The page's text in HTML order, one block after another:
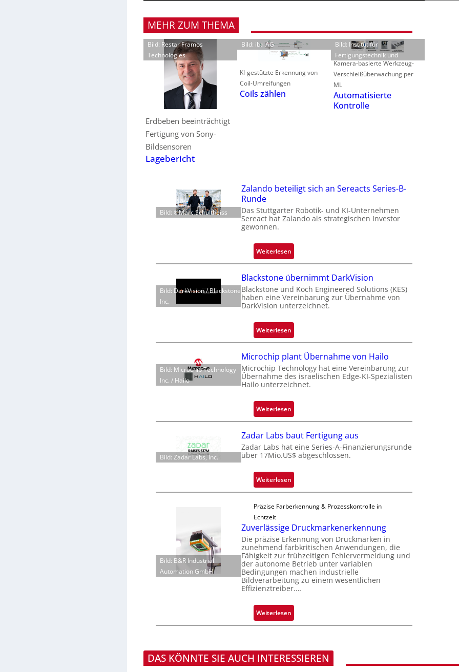
MEHR ZUM THEMA
Bild: Restar Framos
Technologies
Erdbeben beeinträchtigt
Fertigung von Sony-
Bildsensoren
Lagebericht
Bild: iba AG
KI-gestützte Erkennung von
Coil-Umreifungen
Coils zählen
Bild: Institut für
Fertigungstechnik und
Kamera-basierte Werkzeug-
Verschleißüberwachung per
ML
Automatisierte
Kontrolle
Bild: ©Marc Schultheiss
Zalando beteiligt sich an Sereacts Series-B-
Runde
Das Stuttgarter Robotik- und KI-Unternehmen
Sereact hat Zalando als strategischen Investor
gewonnen.
Weiterlesen:
Z
a
l
a
n
o
b
t
e
i
i
g
t
s
i
c
n
e
e
a
c
t
s
S
r
i
e
-
B
-
Bild: DarkVision / Blackstone
Inc.
Blackstone übernimmt DarkVision
Blackstone und Koch Engineered Solutions (KES)
haben eine Vereinbarung zur Übernahme von
DarkVision unterzeichnet.
Weiterlesen:
B
a
c
k
o
e
ü
b
r
n
m
D
a
r
k
V
s
i
Bild: Microchip Technology
Inc. / Hailo
Microchip plant Übernahme von Hailo
Microchip Technology hat eine Vereinbarung zur
Übernahme des israelischen Edge-KI-Spezialisten
Hailo unterzeichnet.
Weiterlesen:
M
c
r
c
h
i
p
l
a
n
t
Ü
b
e
n
a
e
v
Bild: Zadar Labs, Inc.
Zadar Labs baut Fertigung aus
Zadar Labs hat eine Series-A-Finanzierungsrunde
über 17Mio.US$ abgeschlossen.
Weiterlesen:
Z
d
r
L
a
b
s
b
u
t
r
t
Bild: B&R Industrial
Automation GmbH
Präzise Farberkennung & Prozesskontrolle in
Echtzeit
Zuverlässige Druckmarkenerkennung
Die präzise Erkennung von Druckmarken in
zunehmend farbkritischen Anwendungen, die
Fähigkeit zur frühzeitigen Fehlervermeidung und
der autonome Betrieb unter variablen
Bedingungen machen industrielle
Bildverarbeitung zu einem wesentlichen
Effizienztreiber.…
Weiterlesen:
Z
e
r
r
DAS KÖNNTE SIE AUCH INTERESSIEREN